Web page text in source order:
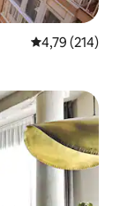
Priemerné
4,79 (214)